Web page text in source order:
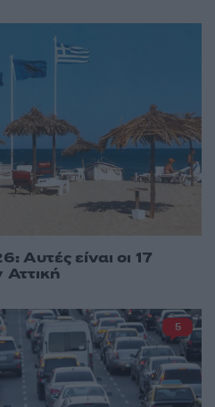
Αυτές είναι οι 17
Αττική
5